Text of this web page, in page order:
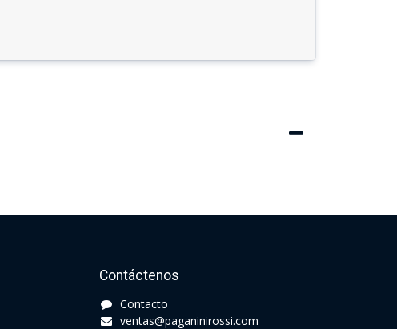
Contáctenos
Contacto​
ventas@paganinirossi.com